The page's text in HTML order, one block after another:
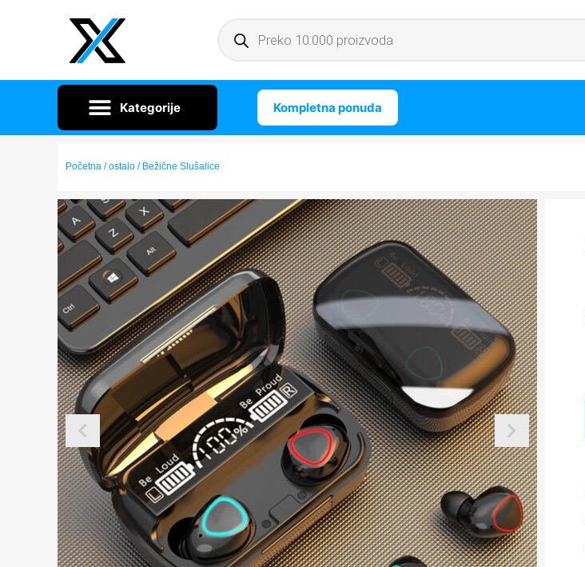
Kompletna ponuda
Početna /ostalo / Bežične Slušalice